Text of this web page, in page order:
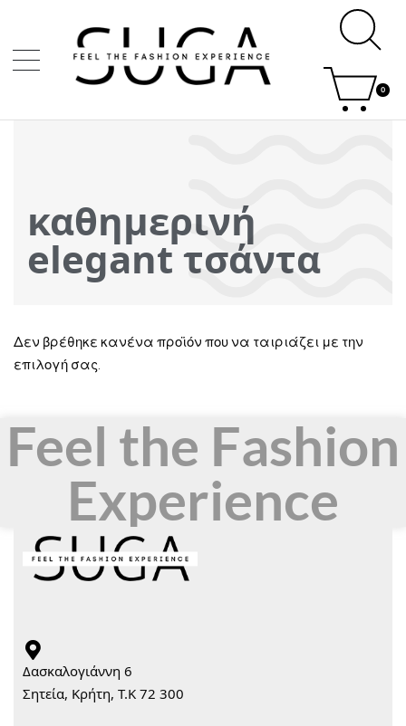
0
καθημερινή
elegant τσάντα
Δεν βρέθηκε κανένα προϊόν που να ταιριάζει με την
επιλογή σας.
Feel the Fashion
Experience
Δασκαλογιάννη 6
Σητεία, Κρήτη, Τ.Κ 72 300